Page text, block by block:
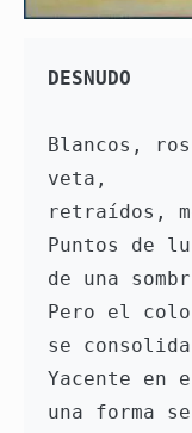
DESNUDO
Blancos,
veta,
retraídos,
Puntos de
de una
se
Yacente en
una forma